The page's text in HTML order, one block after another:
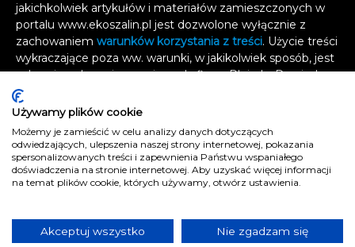
jakichkolwiek artykułów i materiałów zamieszczonych w
portalu www.ekoszalin.pl jest dozwolone wyłącznie z
zachowaniem warunków korzystania z treści. Użycie treści
wykraczające poza ww. warunki, w jakikolwiek sposób, jest
zabronione bez pisemnej zgody firmy Plejada. Dowiedz
się, w jaki sposób możesz uzyskać
wykorzystanie treści.
Naruszenie tych zasad jest łamaniem prawa i grozi
odpowiedzialnością karną.
Wszelkie prawa zastrzeżone.
Kontakt
Polityka prywatności
Używamy plików cookie
Możemy je zamieścić w celu analizy danych dotyczących
odwiedzających, ulepszenia naszej strony internetowej, pokazania
spersonalizowanych treści i zapewnienia Państwu wspaniałego
doświadczenia na stronie internetowej. Aby uzyskać więcej informacji
na temat plików cookie, których używamy, otwórz ustawienia.
Akceptuj wszystko Nie zgadzam się